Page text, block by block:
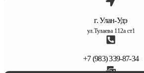
г. Улан-Удэ
ул.Тулаева 112а ст1
+7 (983) 339-87-34